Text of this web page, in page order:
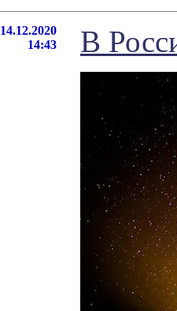
14.12.2020
14:43
В